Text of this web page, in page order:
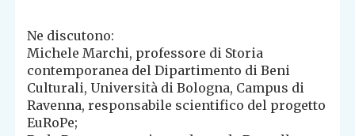
Ne discutono:
Michele Marchi, professore di Storia
contemporanea del Dipartimento di Beni
Culturali, Università di Bologna, Campus di
Ravenna, responsabile scientifico del progetto
EuRoPe;